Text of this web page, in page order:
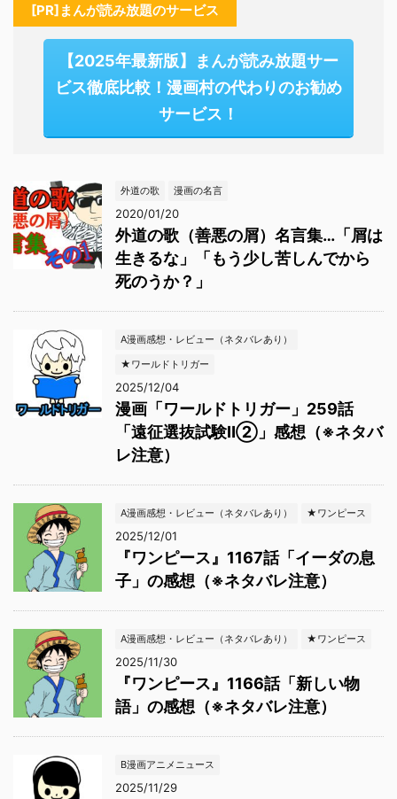
[PR]まんが読み放題のサービス
【2025年最新版】まんが読み放題サー
ビス徹底比較！漫画村の代わりのお勧め
サービス！
外道の歌 漫画の名言
2020/01/20
外道の歌（善悪の屑）名言集…「屑は
生きるな」「もう少し苦しんでから
死のうか？」
A漫画感想・レビュー（ネタバレあり）
★ワールドトリガー
2025/12/04
漫画「ワールドトリガー」259話
「遠征選抜試験Ⅱ②」感想（※ネタバ
レ注意）
A漫画感想・レビュー（ネタバレあり） ★ワンピース
2025/12/01
『ワンピース』1167話「イーダの息
子」の感想（※ネタバレ注意）
A漫画感想・レビュー（ネタバレあり） ★ワンピース
2025/11/30
『ワンピース』1166話「新しい物
語」の感想（※ネタバレ注意）
B漫画アニメニュース
2025/11/29